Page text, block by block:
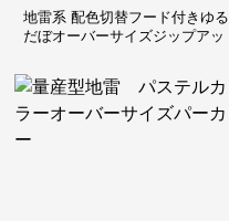
地雷系 配色切替フード付きゆる
だぼオーバーサイズジップアッ